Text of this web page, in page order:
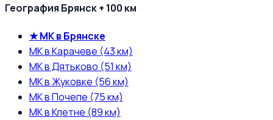
География Брянск + 100 км
★ МК в Брянске
МК в Карачеве (43 км)
МК в Дятьково (51 км)
МК в Жуковке (56 км)
МК в Почепе (75 км)
МК в Клетне (89 км)